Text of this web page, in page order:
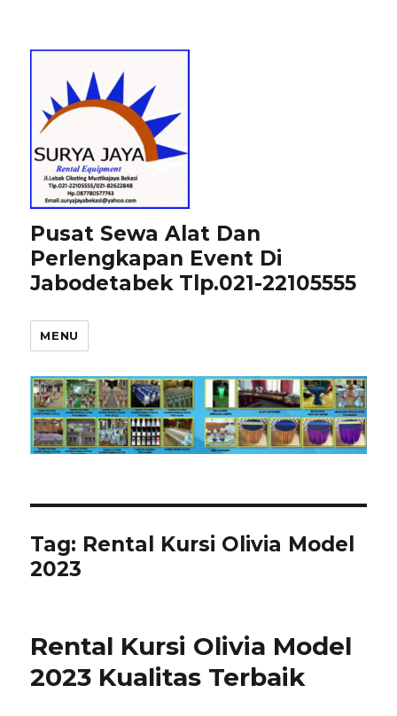
Pusat Sewa Alat Dan
Perlengkapan Event Di
Jabodetabek Tlp.021-22105555
MENU
Tag: Rental Kursi Olivia Model
2023
Rental Kursi Olivia Model
2023 Kualitas Terbaik